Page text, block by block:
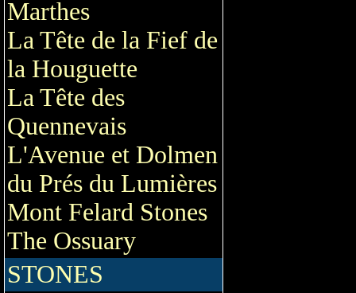
Marthes
La Tête de la Fief de
la Houguette
La Tête des
Quennevais
L'Avenue et Dolmen
du Prés du Lumières
Mont Felard Stones
The Ossuary
STONES